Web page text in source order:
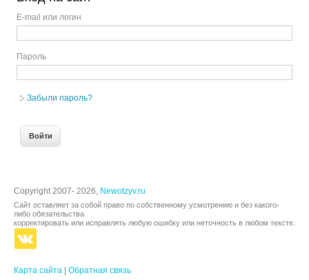
E-mail или логин
Пароль
Забыли пароль?
Карта сайта Обратная связь
Copyright 2007- 2026, Newotzyv.ru
Сайт оставляет за собой право по собственному усмотрению и без какого-
либо обязательства
корректировать или исправлять любую ошибку или неточность в любом тексте.